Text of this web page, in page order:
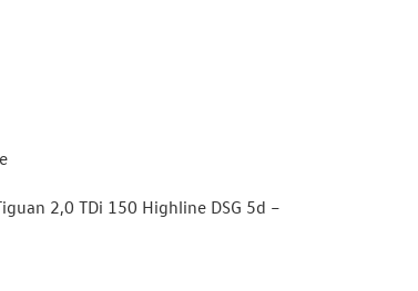
2,0 TDi 150 Highline DSG 5d –